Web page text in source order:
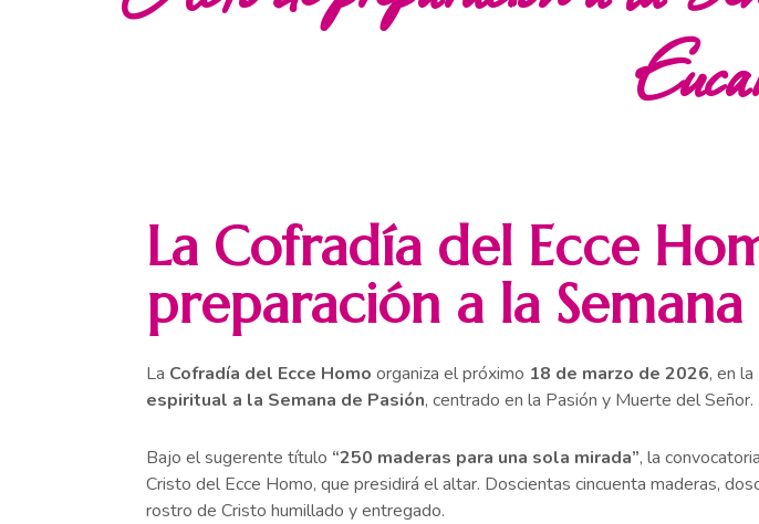
La Cofradía del Ecce
preparación a la Semana
La Cofradía del Ecce Homo organiza el próximo 18 de marzo de 2026, en
espiritual a la Semana de Pasión, centrado en la Pasión y Muerte del Señor.
Bajo el sugerente título “250 maderas para una sola mirada”, la
Cristo del Ecce Homo, que presidirá el altar. Doscientas cincuenta maderas,
rostro de Cristo humillado y entregado.